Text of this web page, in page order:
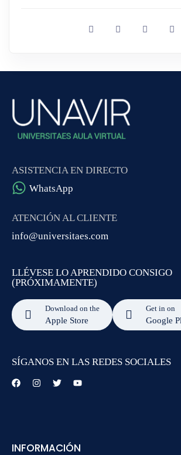
INFORMACIÓN
ASISTENCIA EN DIRECTO
WhatsApp
ATENCIÓN AL CLIENTE
info@universitaes.com
LLÉVESE LO APRENDIDO CONSIGO
(PRÓXIMAMENTE)
Download on the
Apple Store
Get in on
Google
SÍGANOS EN LAS REDES SOCIALES